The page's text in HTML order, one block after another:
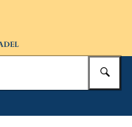
Hoge Raad van Adel